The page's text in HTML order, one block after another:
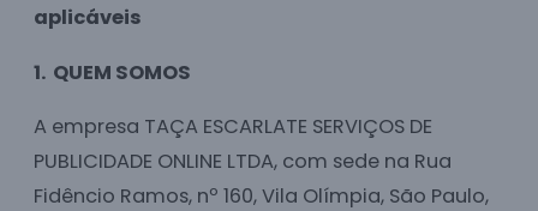
aplicáveis
1. QUEM SOMOS
A empresa TAÇA ESCARLATE SERVIÇOS DE
PUBLICIDADE ONLINE LTDA, com sede na Rua
Fidêncio Ramos, nº 160, Vila Olímpia, São Paulo,